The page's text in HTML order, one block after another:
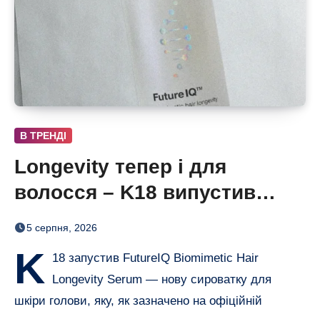
В ТРЕНДІ
Longevity тепер і для
волосся – K18 випустив
нічну сироватку FutureIQ
5 серпня, 2026
K
18 запустив FutureIQ Biomimetic Hair
Longevity Serum — нову сироватку для
шкіри голови, яку, як зазначено на офіційній